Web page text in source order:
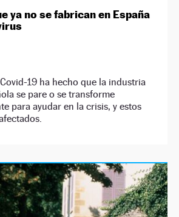
ya no se fabrican en España
19 ha hecho que la industria
se pare o se transforme
para ayudar en la crisis, y estos